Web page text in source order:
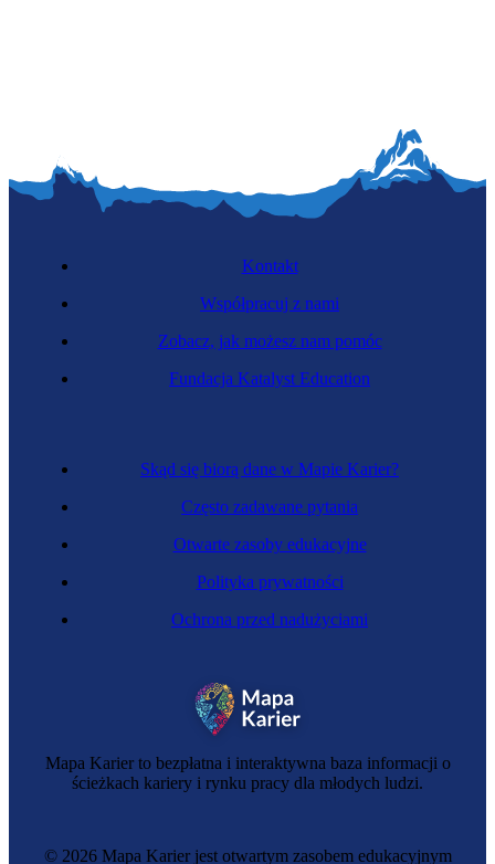
Mapa Karier to bezpłatna i interaktywna baza informacji o
ścieżkach kariery i rynku pracy dla młodych ludzi.
Skąd się biorą dane w Mapie Karier?
Często zadawane pytania
Otwarte zasoby edukacyjne
Polityka prywatności
Ochrona przed nadużyciami
Kontakt
Współpracuj z nami
Zobacz, jak możesz nam pomóc
Fundacja Katalyst Education
© 2026 Mapa Karier jest otwartym zasobem edukacyjnym